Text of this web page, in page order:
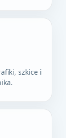
szkice i